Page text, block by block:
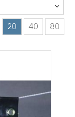
20 40 80